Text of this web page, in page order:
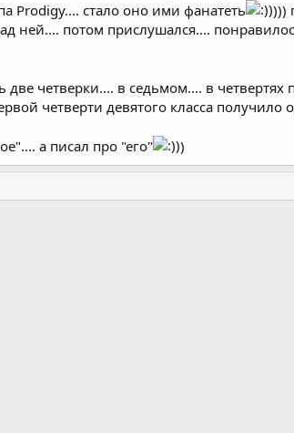
Prodigy.... стало оно ими фанатеть
)))
ней.... потом прислушался....
четверки.... в седьмом.... в четвертях
четверти девятого класса получило
а писал про "его" )